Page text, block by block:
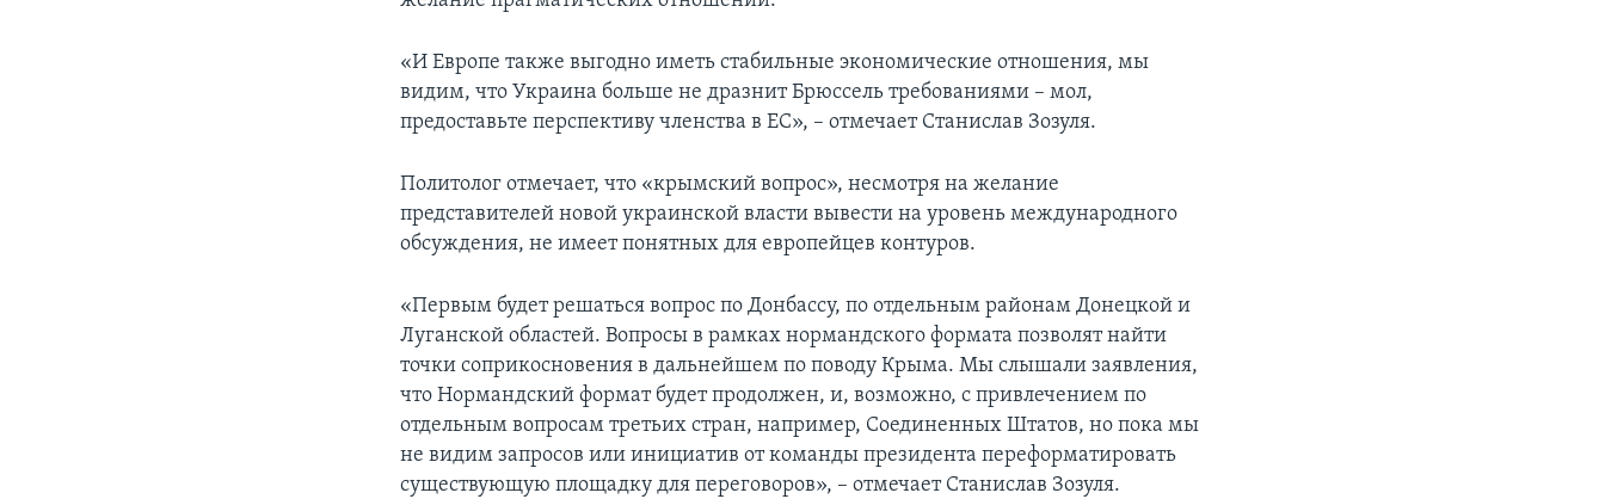
«И Европе также выгодно иметь стабильные экономические отношения, мы
видим, что Украина больше не дразнит Брюссель требованиями – мол,
предоставьте перспективу членства в ЕС», – отмечает Станислав Зозуля.
Политолог отмечает, что «крымский вопрос», несмотря на желание
представителей новой украинской власти вывести на уровень международного
обсуждения, не имеет понятных для европейцев контуров.
«Первым будет решаться вопрос по Донбассу, по отдельным районам Донецкой и
Луганской областей. Вопросы в рамках нормандского формата позволят найти
точки соприкосновения в дальнейшем по поводу Крыма. Мы слышали заявления,
что Нормандский формат будет продолжен, и, возможно, с привлечением по
отдельным вопросам третьих стран, например, Соединенных Штатов, но пока мы
не видим запросов или инициатив от команды президента переформатировать
существующую площадку для переговоров», – отмечает Станислав Зозуля.